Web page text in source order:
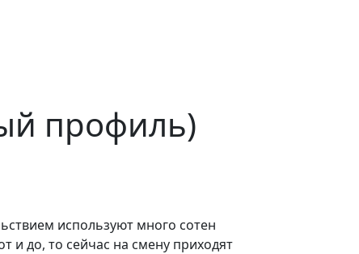
профиль)
используют много сотен
и до, то сейчас на смену приходят